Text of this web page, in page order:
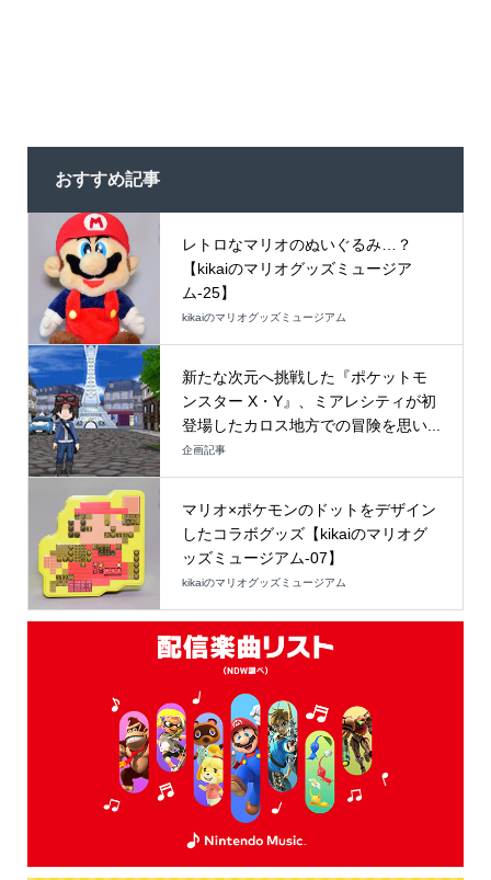
おすすめ記事
レトロなマリオのぬいぐるみ…？
【kikaiのマリオグッズミュージア
ム-25】
kikaiのマリオグッズミュージアム
新たな次元へ挑戦した『ポケットモ
ンスター X・Y』、ミアレシティが初
登場したカロス地方での冒険を思い...
企画記事
マリオ×ポケモンのドットをデザイン
したコラボグッズ【kikaiのマリオグ
ッズミュージアム-07】
kikaiのマリオグッズミュージアム